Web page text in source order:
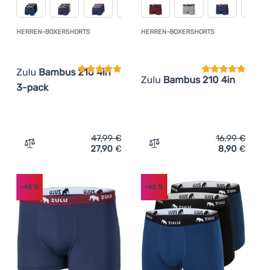
HERREN-BOXERSHORTS
Zulu Bambus 210 4in
3-pack
Kundenbewertung
Zum Vergleich 'Herren-Boxershorts Zulu Bambus 210
47,99€
27,90 €
HERREN-BOXERSHORTS
Zulu Bambus 210 4in
Zum Vergleich 'Herren-
16,99€
8,90 €
-48 % -42%